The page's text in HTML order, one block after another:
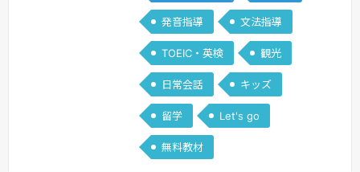
ってくださっている皆さんには、学習が
辛くなって諦めてしまうのではなく、ぜ
ひ！長く学習を続けて必ず身につけてい
ただくために、「私自身が楽しみながら
レッスンをすることで、生徒さんにも楽
しんでいただけるレッスン」を…
を見る »
発音指導 文法指導
TOEIC・英検 観光
日常会話 キッズ
留学 Let's go
無料教材